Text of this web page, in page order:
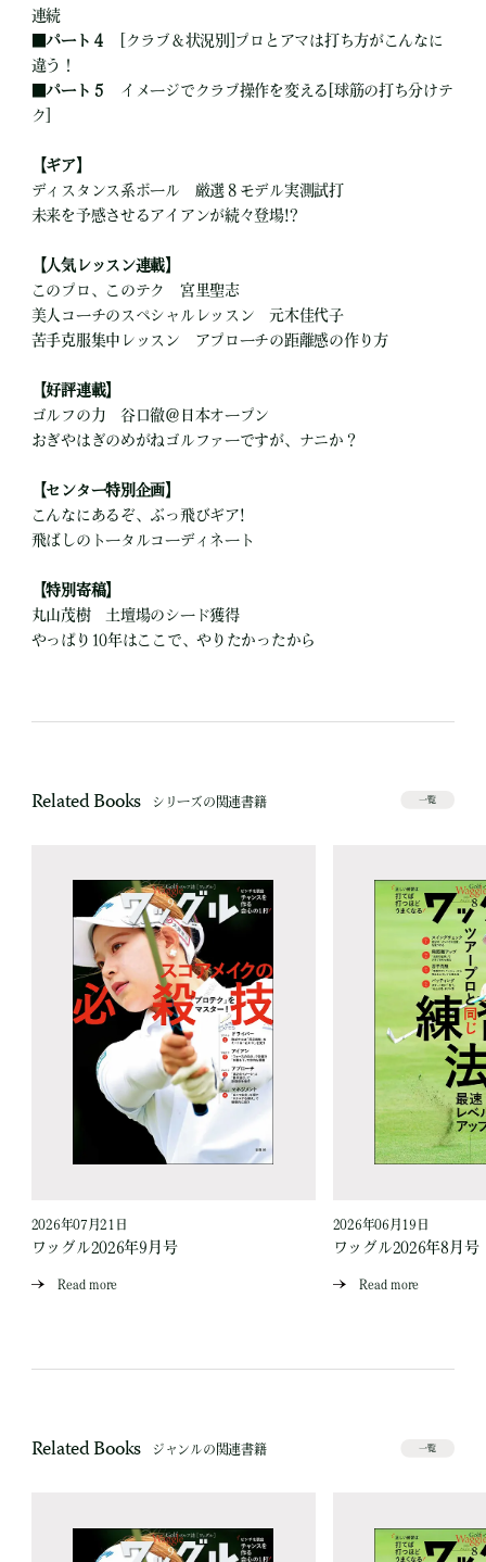
連続
■パート４
[クラブ＆状況別]プロとアマは打ち方がこんなに
違う！
■パート５
イメージでクラブ操作を変える[球筋の打ち分けテ
ク]
【ギア】
ディスタンス系ボール 厳選８モデル実測試打
未来を予感させるアイアンが続々登場!?
【人気レッスン連載】
このプロ、このテク 宮里聖志
美人コーチのスペシャルレッスン 元木佳代子
苦手克服集中レッスン アプローチの距離感の作り方
【好評連載】
ゴルフの力 谷口徹＠日本オープン
おぎやはぎのめがねゴルファーですが、ナニか？
【センター特別企画】
こんなにあるぞ、ぶっ飛びギア!
飛ばしのトータルコーディネート
【特別寄稿】
丸山茂樹 土壇場のシード獲得
やっぱり10年はここで、やりたかったから
Related Books シリーズの関連書籍 一覧
2026年07月21日
ワッグル2026年9月号
Read more
2026年06月19日
ワッグル2026年8月号
Read more
Related Books ジャンルの関連書籍 一覧